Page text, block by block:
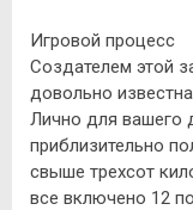
Игровой процесс
Создателем этой
довольно
Лично для вашего
приблизительно
свыше трехсот
все включено 12